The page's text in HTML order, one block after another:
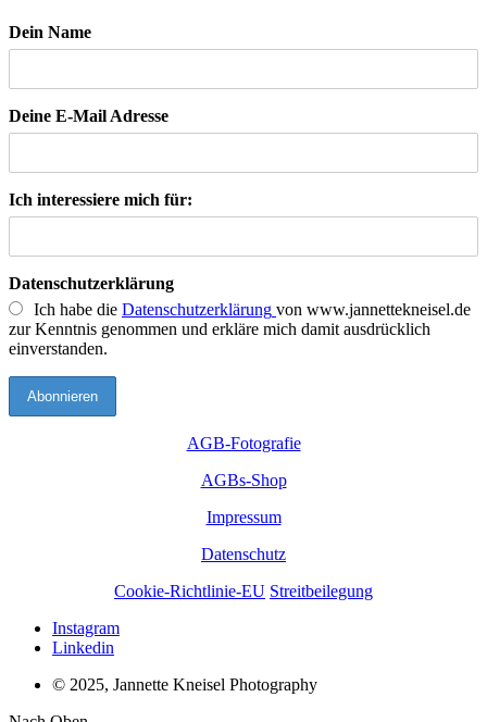
Dein Name
Deine E-Mail Adresse
Ich interessiere mich für:
Datenschutzerklärung
Ich habe die Datenschutzerklärung von www.jannettekneisel.de
zur Kenntnis genommen und erkläre mich damit ausdrücklich
einverstanden.
AGB-Fotografie
AGBs-Shop
Impressum
Datenschutz
Cookie-Richtlinie-EU Streitbeilegung
Instagram
Linkedin
© 2025, Jannette Kneisel Photography